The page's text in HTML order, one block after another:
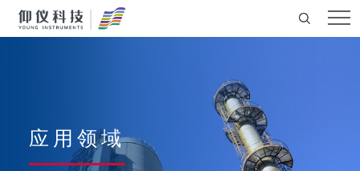
应用领域